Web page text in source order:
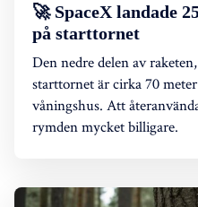
🚀 SpaceX landade
på starttornet
Den nedre delen av
starttornet är cirka 70
våningshus. Att
rymden mycket billigare.